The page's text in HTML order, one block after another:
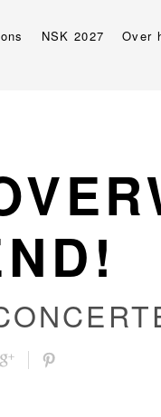
NSK 2027 Over